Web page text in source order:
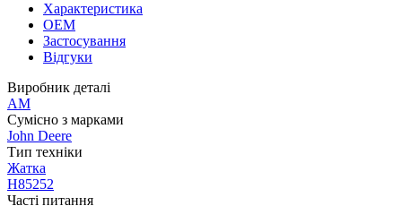
Характеристика
OEM
Застосування
Відгуки
Виробник деталі
AM
Сумісно з марками
John Deere
Тип техніки
Жатка
H85252
Часті питання